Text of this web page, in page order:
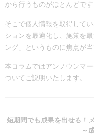
から行うものがほとんどです
そこで個人情報を取得して
ションを最適化し、施策を
ング」というものに焦点が当
本コラムではアンノウンマ
ついてご説明いたします。
短期間でも成果を出せる！
～